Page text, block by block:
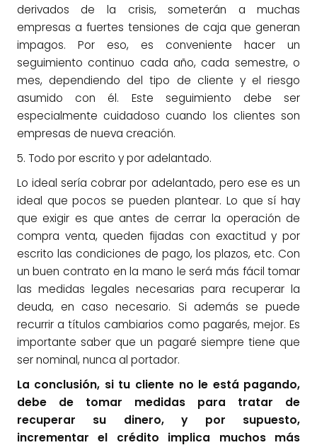
derivados de la crisis, someterán a muchas
empresas a fuertes tensiones de caja que generan
impagos. Por eso, es conveniente hacer un
seguimiento continuo cada año, cada semestre, o
mes, dependiendo del tipo de cliente y el riesgo
asumido con él. Este seguimiento debe ser
especialmente cuidadoso cuando los clientes son
empresas de nueva creación.
5. Todo por escrito y por adelantado.
Lo ideal sería cobrar por adelantado, pero ese es un
ideal que pocos se pueden plantear. Lo que sí hay
que exigir es que antes de cerrar la operación de
compra venta, queden fijadas con exactitud y por
escrito las condiciones de pago, los plazos, etc. Con
un buen contrato en la mano le será más fácil tomar
las medidas legales necesarias para recuperar la
deuda, en caso necesario. Si además se puede
recurrir a títulos cambiarios como pagarés, mejor. Es
importante saber que un pagaré siempre tiene que
ser nominal, nunca al portador.
La conclusión, si tu cliente no le está pagando,
debe de tomar medidas para tratar de
recuperar su dinero, y por supuesto,
incrementar el crédito implica muchos más